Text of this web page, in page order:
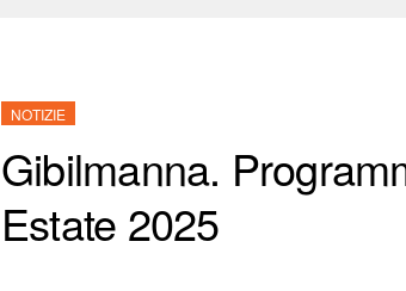
NOTIZIE
Gibilmanna.
Estate 2025